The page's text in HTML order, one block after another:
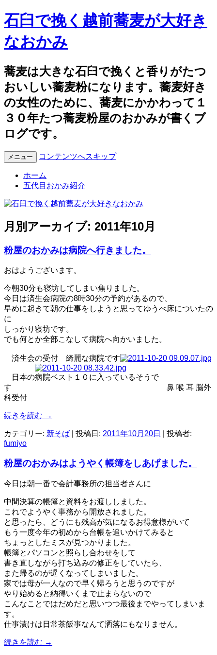
石臼で挽く越前蕎麦が大好き
なおかみ
蕎麦は大きな石臼で挽くと香りがたつ
おいしい蕎麦粉になります。蕎麦好き
の女性のために、蕎麦にかかわって１
３０年たつ蕎麦粉屋のおかみが書くブ
ログです。
メニュー コンテンツへスキップ
ホーム
五代目おかみ紹介
月別アーカイブ: 2011年10月
粉屋のおかみは病院へ行きました。
おはようございます。
今朝30分も寝坊してしまい焦りました。
今日は済生会病院の8時30分の予約があるので、
早めに起きて朝の仕事をしようと思ってゆうべ床についたの
に
しっかり寝坊です。
でも何とか全部こなして病院へ向かいました。
済生会の受付 綺麗な病院です
日本の病院ベスト１０に入っているそうで
す 鼻 喉 耳 脳外
科受付
続きを読む →
カテゴリー: 新そば | 投稿日: 2011年10月20日
投稿者:
fumiyo
粉屋のおかみはようやく帳簿をしあげました。
今日は朝一番で会計事務所の担当者さんに
中間決算の帳簿と資料をお渡ししました。
これでようやく事務から開放されました。
と思ったら、どうにも残高が気になるお得意様がいて
もう一度今年の初めから台帳を追いかけてみると
ちょっとしたミスが見つかりました。
帳簿とパソコンと照らし合わせをして
書き直しながら打ち込みの修正をしていたら、
また帰るのが遅くなってしまいました。
家では母が一人なので早く帰ろうと思うのですが
やり始めると納得いくまで止まらないので
こんなことではだめだと思いつつ最後までやってしまいま
す。
仕事漬けは日常茶飯事なんて洒落にもなりません。
続きを読む →